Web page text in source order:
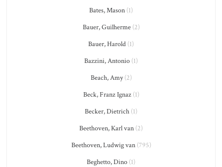
Bates, Mason (1)
Bauer, Guilherme(2)
Bauer, Harold (1)
Bazzini, Antonio (1)
Beach, Amy(2)
Beck, Franz Ignaz(1)
Becker, Dietrich (1)
Beethoven, Karl van (2)
Beethoven, Ludwig van(795)
Beghetto, Dino (1)